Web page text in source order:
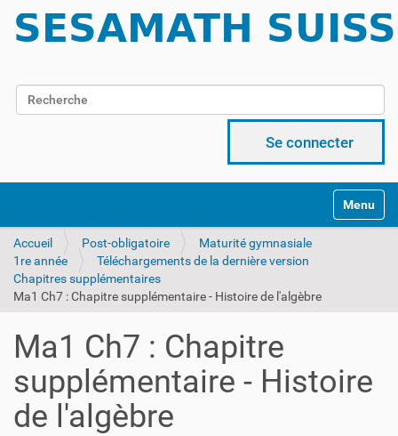
Chercher par
Se connecter
Activer/
Accueil Post-obligatoire
Maturité gymnasiale
1re année
Téléchargements de la dernière version
Chapitres supplémentaires
Ma1 Ch7 : Chapitre supplémentaire - Histoire de l'algèbre
Ma1 Ch7 : Chapitre
supplémentaire - Histoire
de l'algèbre